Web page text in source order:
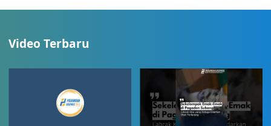
Video Terbaru